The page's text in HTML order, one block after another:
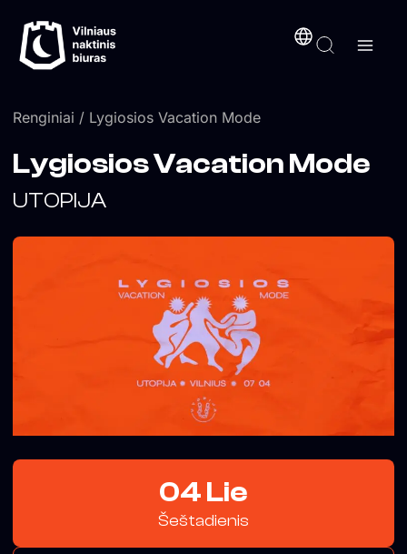
prie
turinio
Renginiai / Lygiosios Vacation Mode
Lygiosios Vacation Mode
UTOPIJA
04 Lie
Šeštadienis